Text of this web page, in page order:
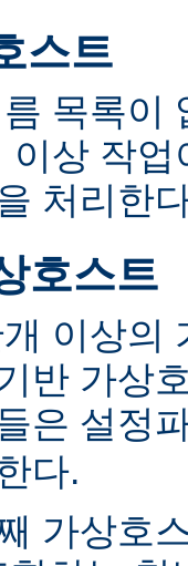
스트
목록이
이상 작
처리한
호스트
이상의
반 가상
은 설정
다.
가상호